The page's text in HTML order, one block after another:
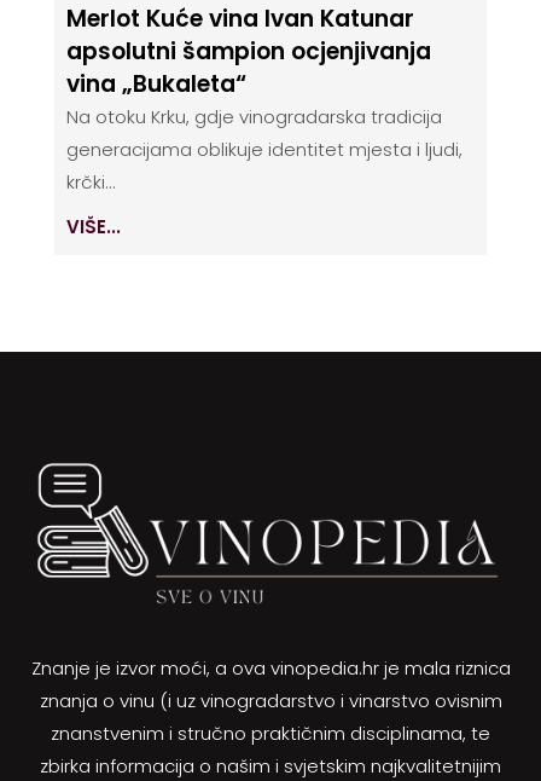
Merlot Kuće vina Ivan Katunar
apsolutni šampion ocjenjivanja
vina „Bukaleta“
Na otoku Krku, gdje vinogradarska tradicija
generacijama oblikuje identitet mjesta i ljudi,
krčki...
VIŠE...
Znanje je izvor moći, a ova vinopedia.hr je mala riznica
znanja o vinu (i uz vinogradarstvo i vinarstvo ovisnim
znanstvenim i stručno praktičnim disciplinama, te
zbirka informacija o našim i svjetskim najkvalitetnijim